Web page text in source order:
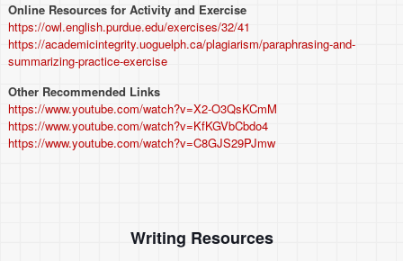
Online Resources for Activity and Exercise
https://owl.english.purdue.edu/exercises/32/41
https://academicintegrity.uoguelph.ca/plagiarism/paraphrasing-and-
summarizing-practice-exercise
Other Recommended Links
https://www.youtube.com/watch?v=X2-O3QsKCmM
https://www.youtube.com/watch?v=KfKGVbCbdo4
https://www.youtube.com/watch?v=C8GJS29PJmw
Writing Resources